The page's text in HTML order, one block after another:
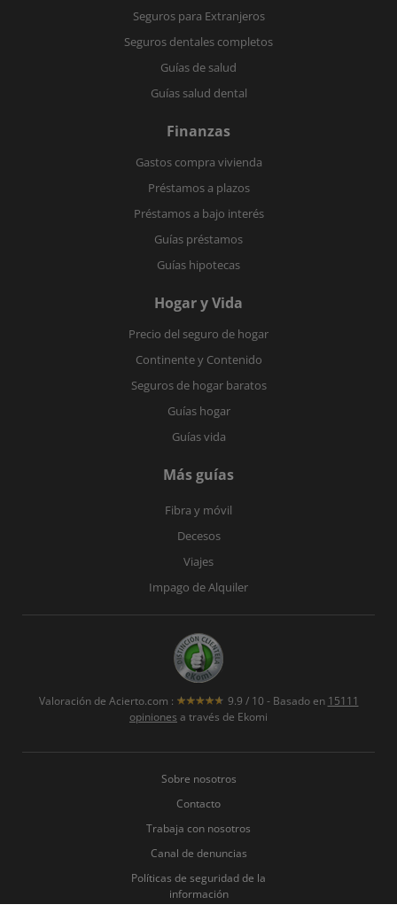
Seguros para Extranjeros
Seguros dentales completos
Guías de salud
Guías salud dental
Finanzas
Gastos compra vivienda
Préstamos a plazos
Préstamos a bajo interés
Guías préstamos
Guías hipotecas
Hogar y Vida
Precio del seguro de hogar
Continente y Contenido
Seguros de hogar baratos
Guías hogar
Guías vida
Más guías
Fibra y móvil
Decesos
Viajes
Impago de Alquiler
Valoración de Acierto.com : 9.9 / 10 - Basado en 15111
opiniones a través de Ekomi
Sobre nosotros
Contacto
Trabaja con nosotros
Canal de denuncias
Políticas de seguridad de la
información